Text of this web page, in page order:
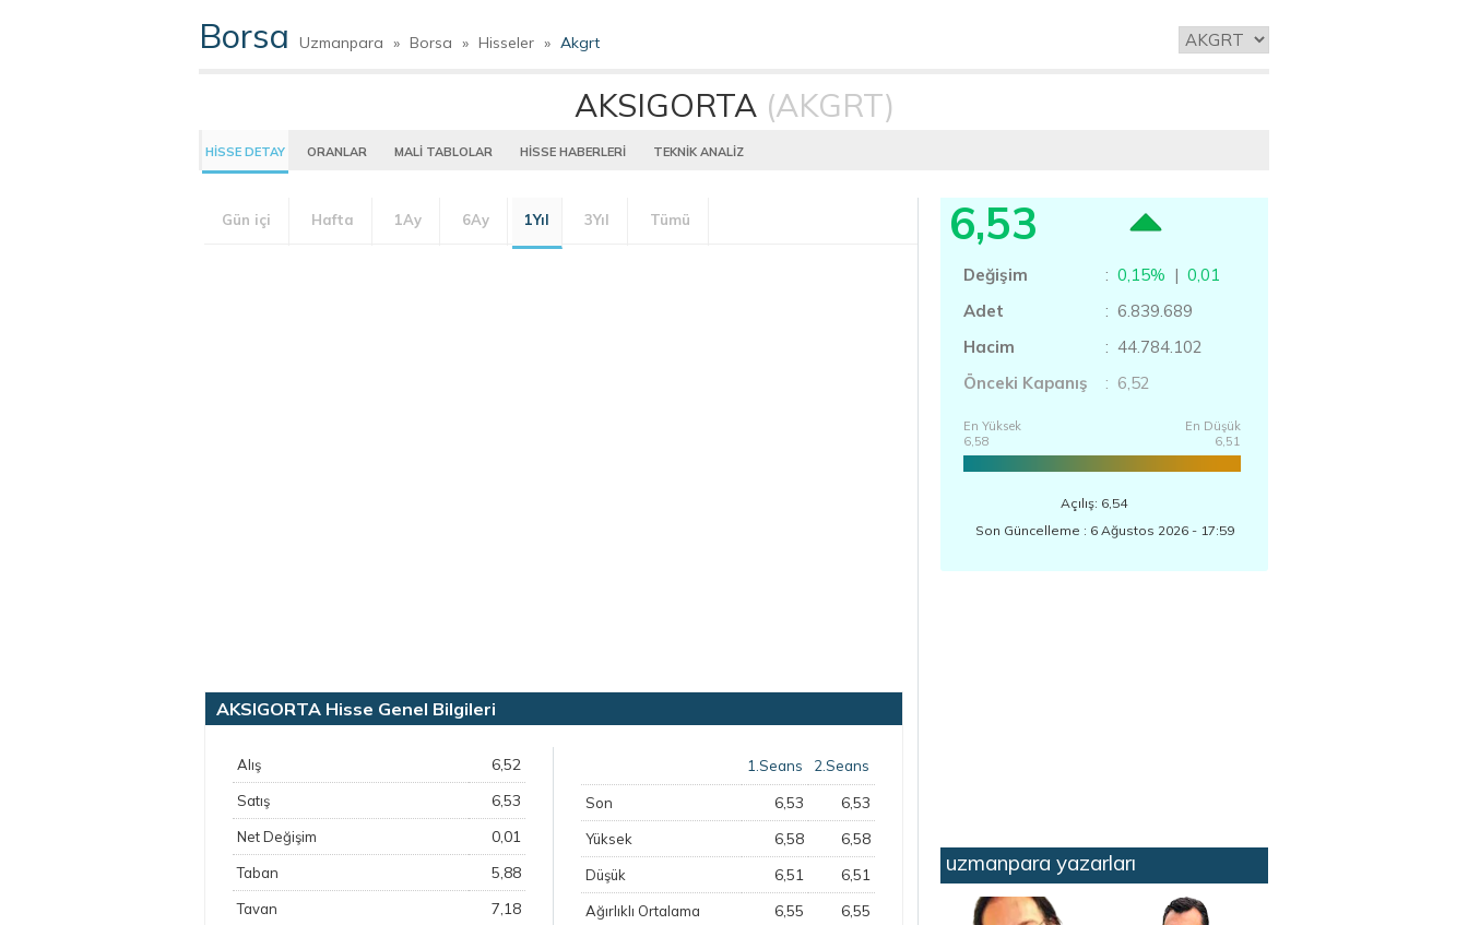
Borsa Uzmanpara » Borsa » Hisseler » Akgrt
AKSIGORTA(AKGRT)
HİSSE DETAY ORANLAR MALİ TABLOLAR HİSSE HABERLERİ TEKNİK ANALİZ
Gün içi Hafta 1Ay 6Ay 1Yıl 3Yıl Tümü
AKSIGORTA Hisse Genel Bilgileri
Alış 6,52
Satış 6,53
Net Değişim 0,01
Taban 5,88
Tavan 7,18
1.Seans 2.Seans
Son 6,53 6,53
Yüksek 6,58 6,58
Düşük 6,51 6,51
Ağırlıklı Ortalama 6,55 6,55
6,53
Değişim : 0,15% | 0,01
Adet
: 6.839.689
Hacim
: 44.784.102
Önceki Kapanış
: 6,52
En Yüksek
6,58
En Düşük
6,51
Açılış: 6,54
Son Güncelleme : 6 Ağustos 2026 - 17:59
uzmanpara yazarları